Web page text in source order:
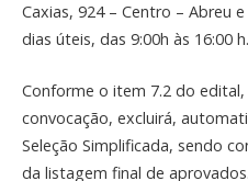
Caxias, 924 – Centro – Abreu
dias úteis, das 9:00h às 16:00 h.
Conforme o item 7.2 do
convocação, excluirá,
Seleção Simplificada, sendo
da listagem final de aprovados.